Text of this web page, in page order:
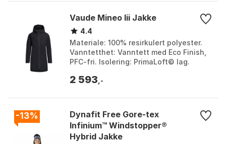
Vaude Mineo Iii Jakke
4.4
Materiale: 100% resirkulert polyester.
Vanntetthet: Vanntett med Eco Finish,
PFC-fri. Isolering: PrimaLoft© lag.
sykkelvennlig. Farge...
2 593 ,-
-13%
Dynafit Free Gore-tex
Infinium™ Windstopper®
Hybrid Jakke